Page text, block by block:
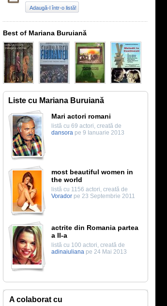
Adaugă-l într-o listă!
Best of Mariana Buruiană
Liste cu Mariana Buruiană
Mari actori romani
listă cu 69 actori, creată de
dansora pe 9 Ianuarie 2013
most beautiful women in
the world
listă cu 1156 actori, creată de
Vorador pe 23 Septembrie 2011
actrite din Romania partea
a II-a
listă cu 100 actori, creată de
adinaiuliana pe 24 Mai 2013
A colaborat cu